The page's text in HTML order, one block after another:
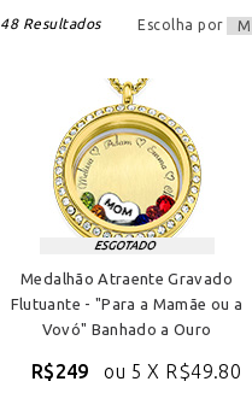
48 Resultados Escolha por
Medalhão Atraente Gravado
Flutuante - "Para a Mamãe ou a
Vovó" Banhado a Ouro
R$249 ou 5 X R$49.80